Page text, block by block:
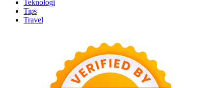
Teknologi
Tips
Travel